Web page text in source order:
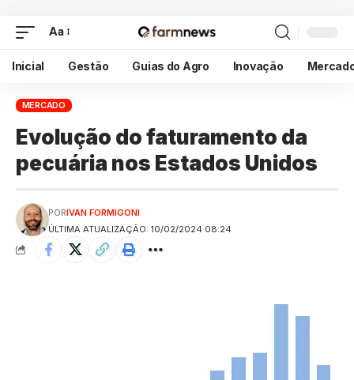
Aa
Inicial Gestão Guias do Agro Inovação
MERCADO
Evolução do faturamento da
pecuária nos Estados Unidos
ÚLTIMA ATUALIZAÇÃO: 10/02/2024 08:24
PORIVAN FORMIGONI